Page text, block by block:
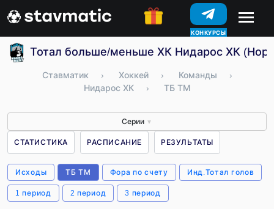
КОНКУРСЫ
Тотал больше/меньше ХК Нидарос ХК
Ставматик › Хоккей › Команды
›
Нидарос ХК
› ТБ ТМ
Серии ▼
СТАТИСТИКА РАСПИСАНИЕ РЕЗУЛЬТАТЫ
Исходы ТБ ТМ Фора по счету Инд.Тотал голов
1 период 2 период 3 период